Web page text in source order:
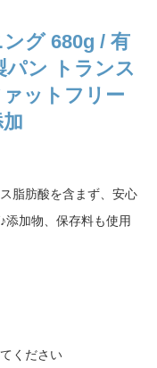
グ 680g / 有
パン トランス
ットフリー
脂肪酸を含まず、安心
添加物、保存料も使用
ください